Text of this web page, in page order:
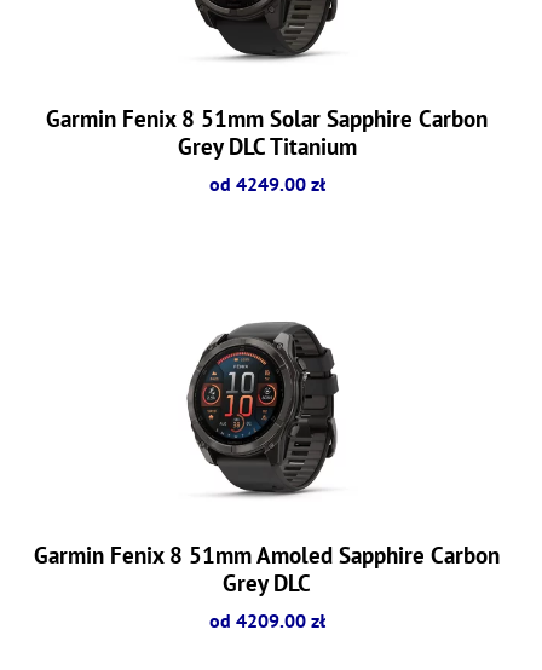
Garmin Fenix 8 51mm Solar Sapphire Carbon
Grey DLC Titanium
od 4249.00 zł
Garmin Fenix 8 51mm Amoled Sapphire Carbon
Grey DLC
od 4209.00 zł